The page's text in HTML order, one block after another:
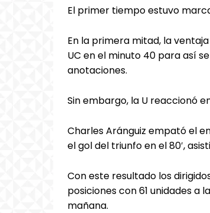
El primer tiempo estuvo
En la primera mitad, la
UC en el minuto 40 para así
anotaciones.
Sin embargo, la U reaccionó
Charles Aránguiz empató el
el gol del triunfo en el 80′,
Con este resultado los
posiciones con 61 unidades a
mañana.